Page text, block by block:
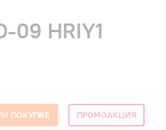
09 HRIY1
ПОКУПКЕ ПРОМОАКЦИЯ